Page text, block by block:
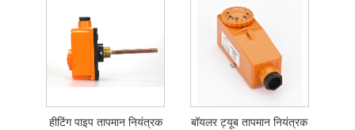
हीटिंग पाइप तापमान नियंत्रक बॉयलर ट्यूब तापमान नियंत्रक